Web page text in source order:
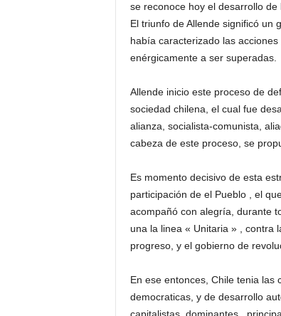
se reconoce hoy el desarrollo de
El triunfo de Allende significó un
había caracterizado las
enérgicamente a ser superadas.
Allende inicio este proceso de
sociedad chilena, el cual fue
alianza, socialista-comunista,
cabeza de este proceso, se
Es momento decisivo de esta
participación de el Pueblo , el
acompañó con alegría, durante
una la linea « Unitaria » , contra
progreso, y el gobierno de
En ese entonces, Chile tenia las
democraticas, y de desarrollo